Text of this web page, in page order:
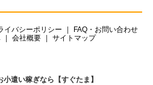
イバシーポリシー
FAQ・お問い合わせ
会社概要 サイトマップ
遣い稼ぎなら【すぐたま】